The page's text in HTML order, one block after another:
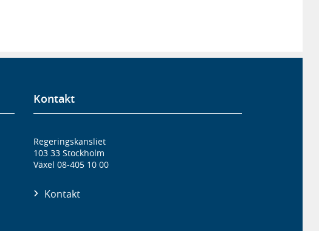
Kontakt
Regeringskansliet
103 33 Stockholm
Växel 08-405 10 00
Kontakt